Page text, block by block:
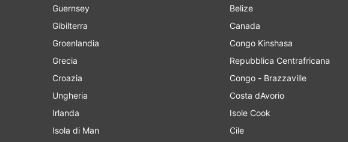
Guernsey
Gibilterra
Groenlandia
Grecia
Croazia
Ungheria
Irlanda
Isola di Man
Belize
Canada
Congo Kinshasa
Repubblica Centrafricana
Congo - Brazzaville
Costa dAvorio
Isole Cook
Cile